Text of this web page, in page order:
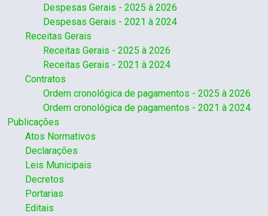
Despesas Gerais - 2025 à 2026
Despesas Gerais - 2021 à 2024
Receitas Gerais
Receitas Gerais - 2025 à 2026
Receitas Gerais - 2021 à 2024
Contratos
Ordem cronológica de pagamentos - 2025 à 2026
Ordem cronológica de pagamentos - 2021 à 2024
Publicações
Atos Normativos
Declarações
Leis Municipais
Decretos
Portarias
Editais